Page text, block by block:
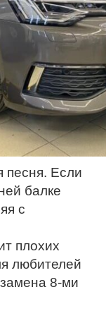
песня. Если
балке
с
плохих
любителей
8-ми